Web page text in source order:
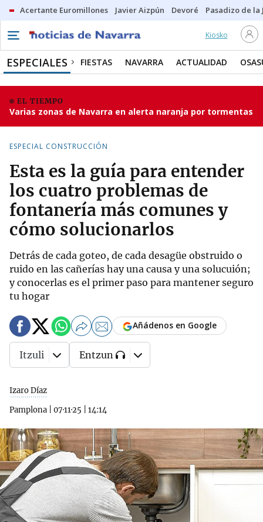
Acertante Euromillones Javier Aizpún Devoré Pasadizo de la
Kiosko
ESPECIALES FIESTAS NAVARRA ACTUALIDAD
EL TIEMPO
Varias zonas de Navarra en alerta naranja por tormentas
ESPECIAL CONSTRUCCIÓN
Esta es la guía para entender
los cuatro problemas de
fontanería más comunes y
cómo solucionarlos
Detrás de cada goteo, de cada desagüe obstruido o
ruido en las cañerías hay una causa y una solucuión;
y conocerlas es el primer paso para mantener seguro
tu hogar
Izaro Díaz
Pamplona
07·11·25 14:14
Añádenos en Google
Itzuli Entzun